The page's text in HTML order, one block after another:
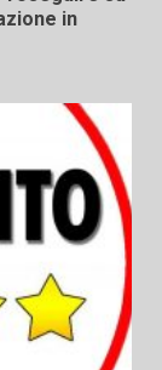
in